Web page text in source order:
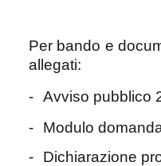
Per bando e
allegati:
- Avviso pubblico
-
Modulo
-
Dichiarazione